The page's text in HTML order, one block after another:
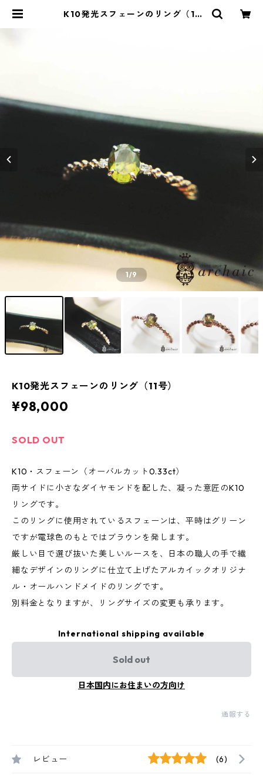
K10発光スフェーンのリング（11
1/9
K10発光スフェーンのリング（11号）
¥98,000
SOLD OUT
K10・スフェーン（オーバルカット0.33ct）
両サイドに小さなダイヤモンドを配した、凝った意匠のK10
リングです。
このリングに使用されているスフェーンは、平時はグリーン
ですが電球色のもとではブラウンを発します。
厳しい目で選び抜いた美しいルースを、日本の職人の手で繊
細なデザインのリングに仕立て上げたアルカイックオリジナ
ル・オールハンドメイドのリングです。
別料金となりますが、リングサイズの変更も承ります。
International shipping available
Sold out
日本国内にお住まいの方向け
通報する
レビュー (6)